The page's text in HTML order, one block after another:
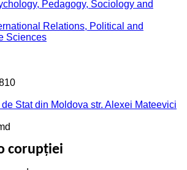
Pedagogy, Sociology and
Relations, Political and
Sciences
Stat din Moldova str. Alexei Mateevici
corupției